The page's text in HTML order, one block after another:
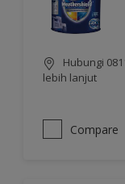
Hubungi
lebih lanjut
Compare